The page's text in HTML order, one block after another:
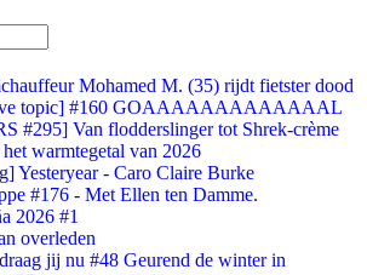
Mohamed M. (35) rijdt fietster dood
topic] #160 GOAAAAAAAAAAAAAL
#295] Van flodderslinger tot Shrek-crème
warmtegetal van 2026
Yesteryear - Caro Claire Burke
#176 - Met Ellen ten Damme.
2026 #1
overleden
jij nu #48 Geurend de winter in